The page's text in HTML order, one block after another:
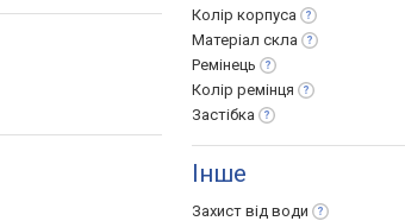
Колір корпуса
Матеріал скла
Ремінець
Колір ремінця
Застібка
Інше
Захист від води